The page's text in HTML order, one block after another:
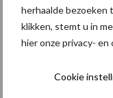
herhaalde
klikken, stemt u in
hier onze privacy- en
Cookie
tot je account te
zoals